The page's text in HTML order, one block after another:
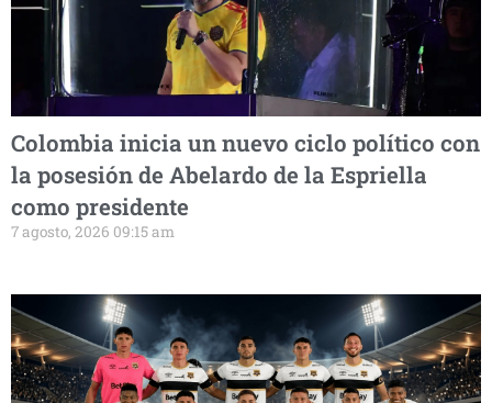
Colombia inicia un nuevo ciclo político con
la posesión de Abelardo de la Espriella
como presidente
7 agosto, 2026 09:15 am